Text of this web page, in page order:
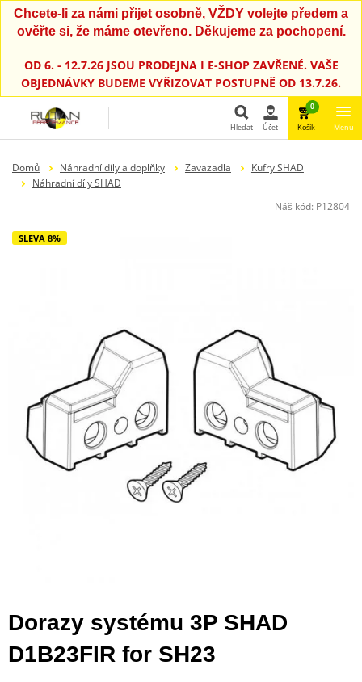
Chcete-li za námi přijet osobně, VŽDY volejte předem a
ověřte si, že máme otevřeno. Děkujeme za pochopení.
OD 6. - 12.7.26 JSOU PRODEJNA I E-SHOP ZAVŘENÉ. VAŠE
OBJEDNÁVKY BUDEME VYŘIZOVAT POSTUPNĚ OD 13.7.26.
Hledat
Hledat Účet
0
Košík Menu
Domů Náhradní díly a doplňky Zavazadla
Kufry SHAD
Náhradní díly SHAD
Náš kód: P12804
SLEVA 8%
Dorazy systému 3P SHAD
D1B23FIR for SH23